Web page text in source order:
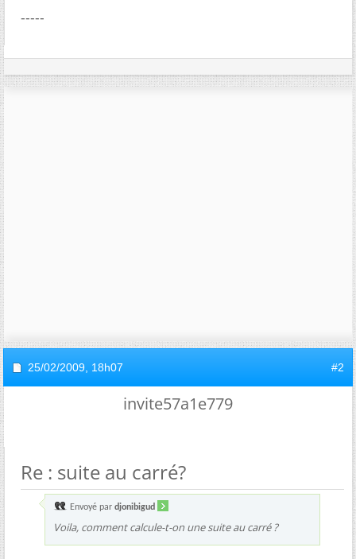
-----
25/02/2009, 18h07 #2
invite57a1e779
Re : suite au carré?
Envoyé par djonibigud
Voila, comment calcule-t-on une suite au carré ?